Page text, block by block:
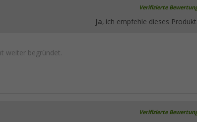
Verifizierte
Ja, ich empfehle dieses Produkt.
weiter begründet.
Verifizierte